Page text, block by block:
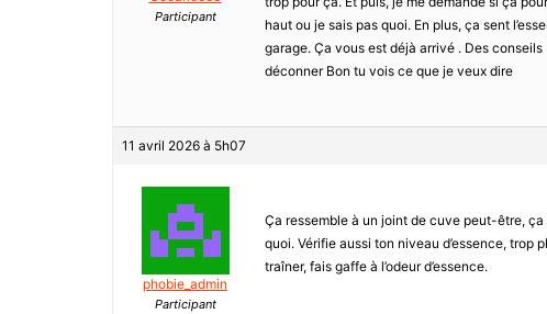
Participant
haut ou je sais pas quoi. En plus, ça sent
garage. Ça vous est déjà arrivé . Des
déconner Bon tu vois ce que je veux dire
11 avril 2026 à 5h07
phobie_admin
Participant
Ça ressemble à un joint de cuve peut-être, ça
quoi. Vérifie aussi ton niveau d’essence, trop
traîner, fais gaffe à l’odeur d’essence.